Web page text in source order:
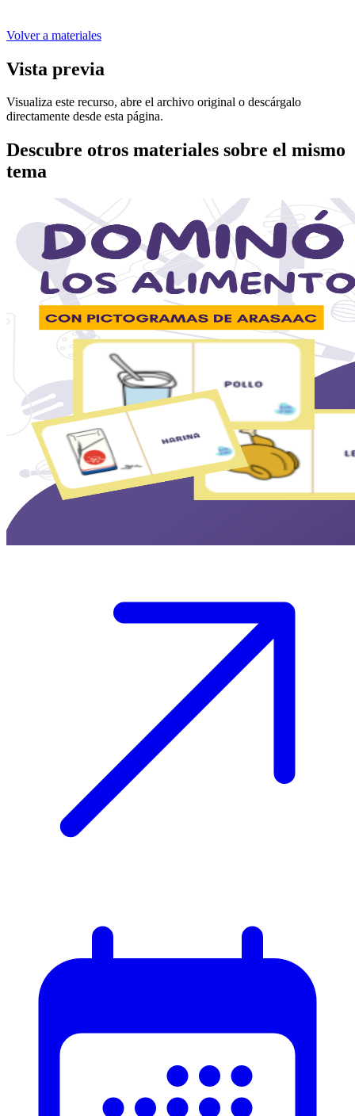
Volver a materiales
Vista previa
Visualiza este recurso, abre el archivo original o descárgalo
directamente desde esta página.
Descubre otros materiales sobre el mismo
tema